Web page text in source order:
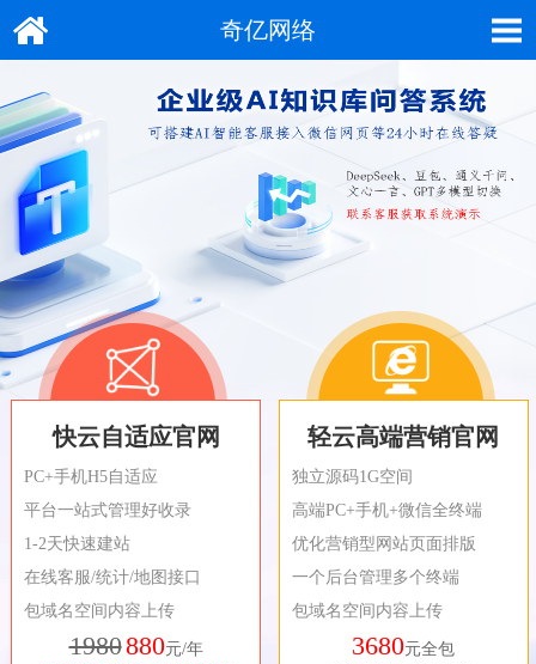
奇亿网络
快云自适应官网
PC+手机H5自适应
平台一站式管理好收录
1-2天快速建站
在线客服/统计/地图接口
包域名空间内容上传
1980880元/年
轻云高端营销官网
独立源码1G空间
高端PC+手机+微信全终端
优化营销型网站页面排版
一个后台管理多个终端
包域名空间内容上传
3680元全包